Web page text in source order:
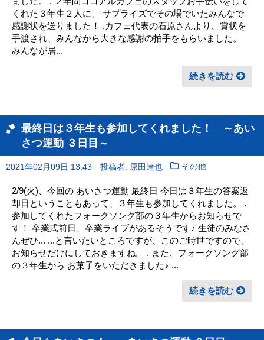
くれた３年生２人に、 サプライズでその場でいたみんなで
感謝状を送りました！ .カフェ代表の石原さんより、賞状を
手渡され、みんなから大きな感謝の拍手をもらいました。
みんなが居...
続きを読む
最終日は３年生も参加してくれました！ ～あい
さつ運動 ３日目～
2021年02月09日 13:43 投稿者: 原田達也 その他
2/9(火)、今回の あいさつ運動 最終日 今日は３年生の答案返
却日ということもあって、３年生も参加してくれました。 .
参加してくれたフォークソング部の３年生からお知らせで
す！ 卒業式前日、卒業ライブがあるそうです♪ 生徒のみなさ
んぜひ... ...と言いたいところですが、このご時世ですので、
お知らせだけにしておきますね。 . また、フォークソング部
の３年生から お菓子をいただきました♪ ...
続きを読む